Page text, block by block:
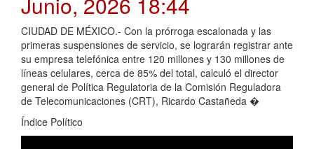
CIUDAD DE MÉXICO.- Con la prórroga escalonada y las
primeras suspensiones de servicio, se lograrán registrar ante
su empresa telefónica entre 120 millones y 130 millones de
líneas celulares, cerca de 85% del total, calculó el director
general de Política Regulatoria de la Comisión Reguladora
de Telecomunicaciones (CRT), Ricardo Castañeda �
Índice Político